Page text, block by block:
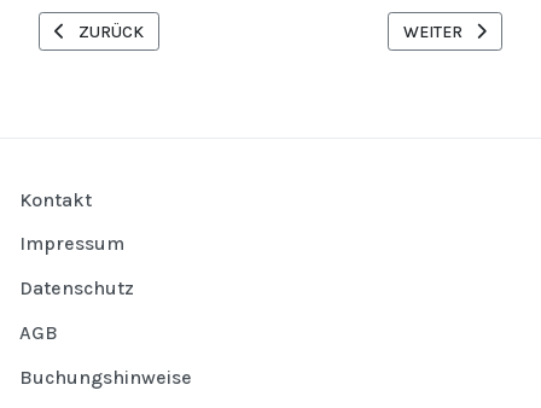
VORHERIGER BEITRAG: SILVESTER IN KRAKAU 2009
ZURÜCK NÄCHSTER
WEITER
Kontakt
Impressum
Datenschutz
AGB
Buchungshinweise